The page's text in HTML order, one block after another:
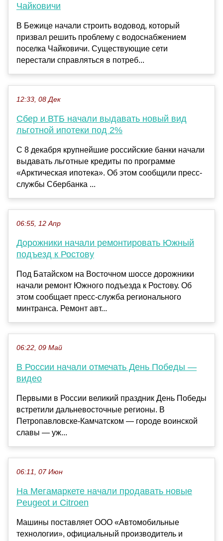
Чайковичи
В Бежице начали строить водовод, который
призвал решить проблему с водоснабжением
поселка Чайковичи. Существующие сети
перестали справляться в потреб...
12:33, 08 Дек
Сбер и ВТБ начали выдавать новый вид
льготной ипотеки под 2%
С 8 декабря крупнейшие российские банки начали
выдавать льготные кредиты по программе
«Арктическая ипотека». Об этом сообщили пресс-
службы Сбербанка ...
06:55, 12 Апр
Дорожники начали ремонтировать Южный
подъезд к Ростову
Под Батайском на Восточном шоссе дорожники
начали ремонт Южного подъезда к Ростову. Об
этом сообщает пресс-служба регионального
минтранса. Ремонт авт...
06:22, 09 Май
В России начали отмечать День Победы —
видео
Первыми в России великий праздник День Победы
встретили дальневосточные регионы. В
Петропавловске-Камчатском — городе воинской
славы — уж...
06:11, 07 Июн
На Мегамаркете начали продавать новые
Peugeot и Citroen
Машины поставляет ООО «Автомобильные
технологии», официальный производитель и